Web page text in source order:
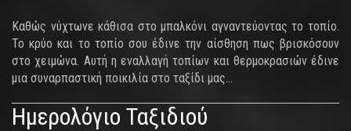
Καθώς νύχτωνε κάθισα στο μπαλκόνι αγναντεύοντας το τοπίο.
Το κρύο και το τοπίο σου έδινε την αίσθηση πως βρισκόσουν
στο χειμώνα. Αυτή η εναλλαγή τοπίων και θερμοκρασιών έδινε
μια συναρπαστική ποικιλία στο ταξίδι μας…
Ημερολόγιο Ταξιδιού